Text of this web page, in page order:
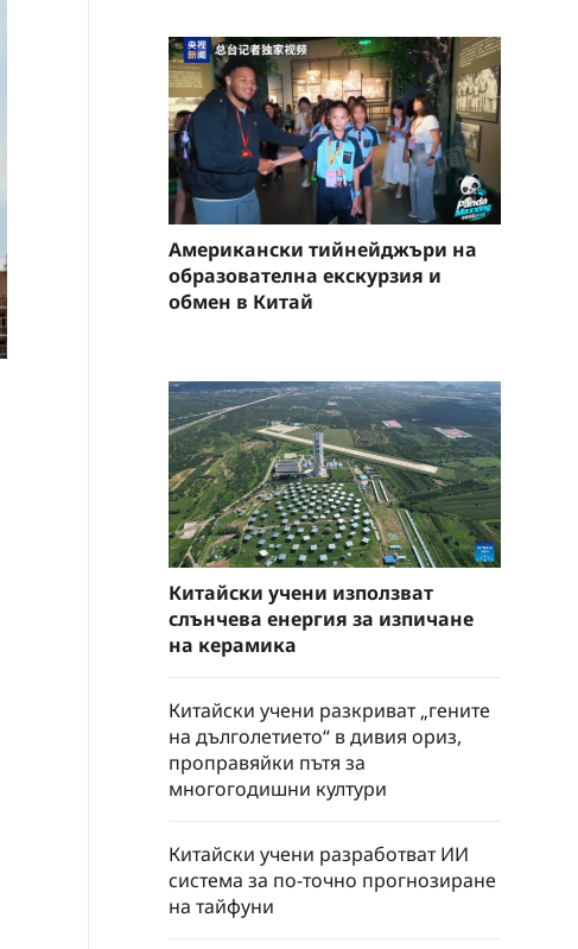
Американски тийнейджъри на
образователна екскурзия и
обмен в Китай
Китайски учени използват
слънчева енергия за изпичане
на керамика
Китайски учени разкриват „гените
на дълголетието“ в дивия ориз,
проправяйки пътя за
многогодишни култури
Китайски учени разработват ИИ
система за по-точно прогнозиране
на тайфуни